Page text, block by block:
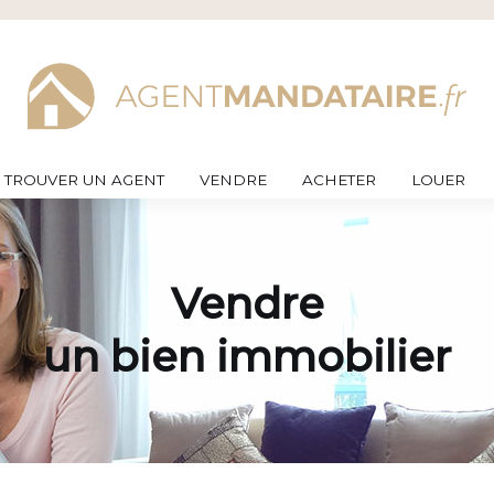
TROUVER UN AGENT VENDRE ACHETER LOUER
Vendre
un bien immobilier